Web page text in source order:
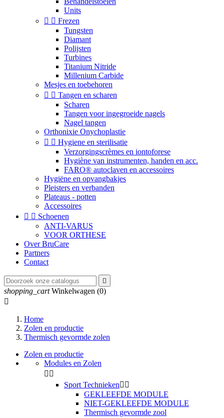
Units
  Frezen
Tungsten
Diamant
Polijsten
Turbines
Titanium Nitride
Millenium Carbide
Mesjes en toebehoren
  Tangen en scharen
Scharen
Tangen voor ingegroeide nagels
Nagel tangen
Orthonixie Onychoplastie
  Hygiene en sterilisatie
Verzorgingscrèmes en iontoforese
Hygiène van instrumenten, handen en acc.
FARO® autoclaven en accessoires
Hygiëne en opvangbakjes
Pleisters en verbanden
Plateaus - potten
Accessoires
  Schoenen
ANTI-VARUS
VOOR ORTHESE
Over BruCare
Partners
Contact

shopping_cart Winkelwagen (0)

Home
Zolen en productie
Thermisch gevormde zolen
Zolen en productie
Modules en Zolen
 
Sport Technieken 
GEKLEEFDE MODULE
NIET-GEKLEEFDE MODULE
Thermisch gevormde zool